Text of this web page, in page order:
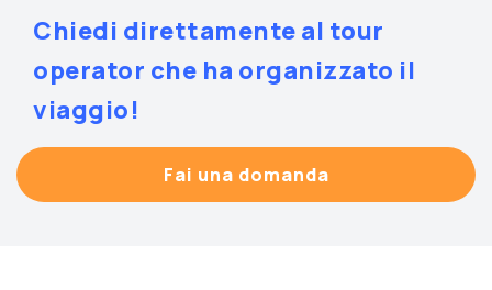
Chiedi direttamente al tour
operator che ha organizzato il
viaggio!
Fai una domanda